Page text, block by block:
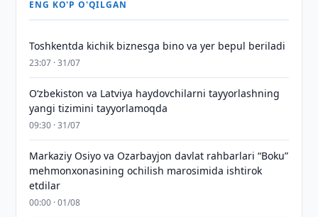
ENG KO'P O'QILGAN
Toshkentda kichik biznesga bino va yer bepul beriladi
23:07 · 31/07
Oʻzbekiston va Latviya haydovchilarni tayyorlashning
yangi tizimini tayyorlamoqda
09:30 · 31/07
Markaziy Osiyo va Ozarbayjon davlat rahbarlari “Boku”
mehmonxonasining ochilish marosimida ishtirok
etdilar
00:00 · 01/08